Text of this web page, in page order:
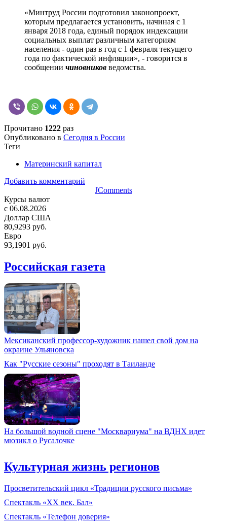
«Минтруд России подготовил законопроект,
которым предлагается установить, начиная с 1
января 2018 года, единый порядок индексации
социальных выплат различным категориям
населения - один раз в год с 1 февраля текущего
года по фактической инфляции», - говорится в
сообщении чиновников ведомства.
Прочитано 1222 раз
Опубликовано в Сегодня в России
Теги
Материнский капитал
Добавить комментарий
JComments
Курсы валют
c 06.08.2026
Доллар США
80,9293 руб.
Евро
93,1901 руб.
Российская газета
Мексиканский профессор-художник нашел свой дом на
окраине Ульяновска
Как "Русские сезоны" проходят в Таиланде
На большой водной сцене "Москвариума" на ВДНХ идет
мюзикл о Русалочке
Культурная жизнь регионов
Просветительский цикл «Традиции русского письма»
Спектакль «XX век. Бал»
Спектакль «Телефон доверия»